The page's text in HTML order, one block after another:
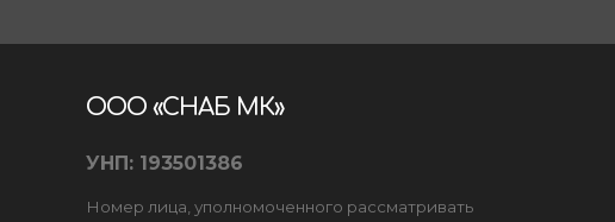
ООО «СНАБ МК»
УНП: 193501386
Номер лица, уполномоченного рассматривать